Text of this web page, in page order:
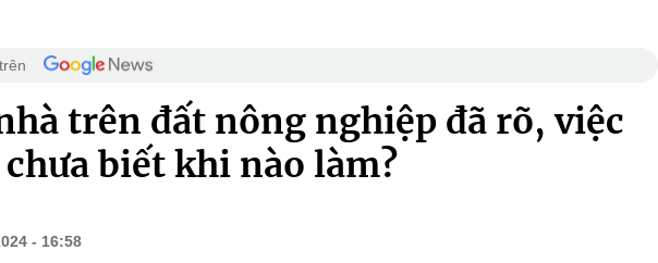
trên đất nông nghiệp đã rõ, việc
biết khi nào làm?
- 16:58